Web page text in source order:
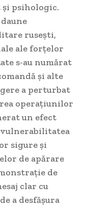
psihologic.
rusești,
ale forțelor
s-au numărat
și alte
a perturbat
operațiunilor
un efect
sigure și
de apărare
de
clar cu
a desfășura